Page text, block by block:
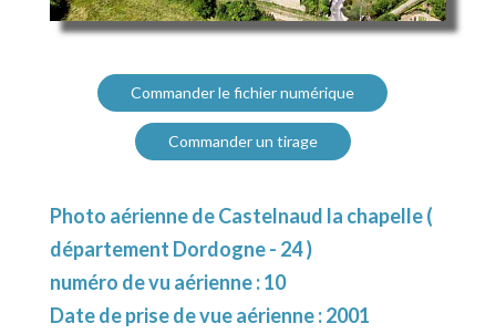
Commander le fichier numérique
Commander un tirage
Photo aérienne de Castelnaud la chapelle (
département Dordogne - 24 )
numéro de vu aérienne : 10
Date de prise de vue aérienne : 2001